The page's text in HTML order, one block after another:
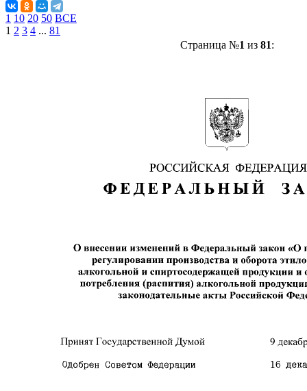
1 10 20 50 ВСЕ
1 2 3 4 ... 81
Страница №1 из 81: